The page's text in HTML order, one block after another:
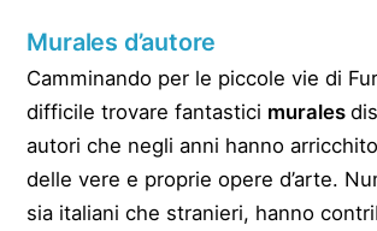
Murales d’autore
Camminando per le piccole vie di
difficile trovare fantastici murales
autori che negli anni hanno
delle vere e proprie opere d’arte.
sia italiani che stranieri, hanno